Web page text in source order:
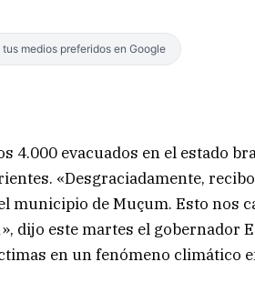
medios preferidos en Google
4.000 evacuados en el estado
«Desgraciadamente,
municipio de Muçum. Esto nos
dijo este martes el gobernador
en un fenómeno climático